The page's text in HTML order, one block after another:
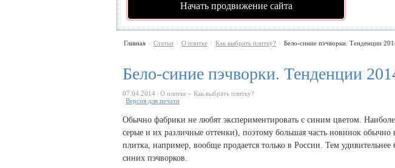
Начать продвижение сайта
Главная \ Статьи \ О плитке \ Как выбрать плитку? \ Бело-синие пэчворки. Тенденции
Бело-синие пэчворки. Тенденции
07.04.2014
О плитке » Как выбрать плитку?
Версия для печати
Обычно фабрики не любят экспериментировать с синим цветом.
серые и их различные оттенки), поэтому большая часть новинок обычно
плитка, например, вообще продается только в России. Тем
синих пэчворков.